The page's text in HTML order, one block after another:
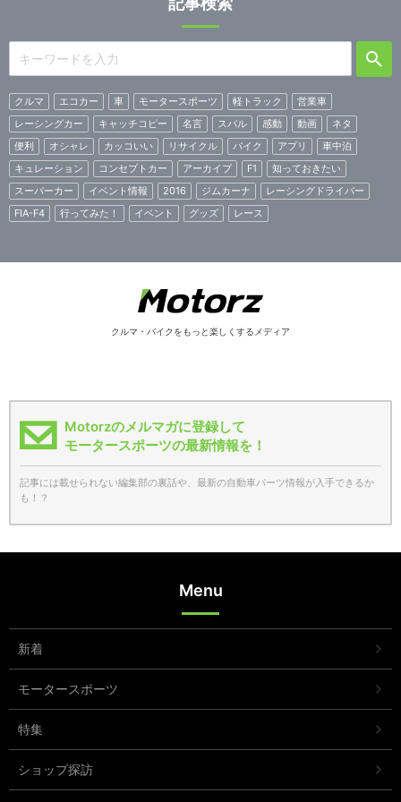
クルマ エコカー 車 モータースポーツ 軽トラック
営業車
レーシングカー
キャッチコピー 名言 スバル 感動 動画
ネタ
便利
オシャレ カッコいい リサイクル バイク アプリ
車中泊
キュレーション
コンセプトカー アーカイブ F1
知っておきたい
スーパーカー
イベント情報 2016 ジムカーナ
レーシングドライバー
FIA-F4
行ってみた！ イベント グッズ レース
クルマ・バイクをもっと楽しくするメディア
Motorzのメルマガに登録して
モータースポーツの最新情報を！
記事には載せられない編集部の裏話や、最新の自動車パーツ情報が入手できるか
も！？
Menu
新着
モータースポーツ
特集
ショップ探訪